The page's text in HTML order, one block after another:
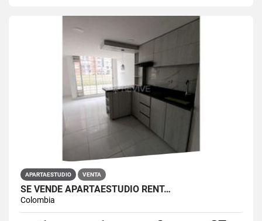
APARTAESTUDIO VENTA
SE VENDE APARTAESTUDIO RENT…
Colombia